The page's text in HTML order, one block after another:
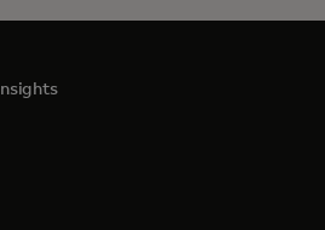
Insights